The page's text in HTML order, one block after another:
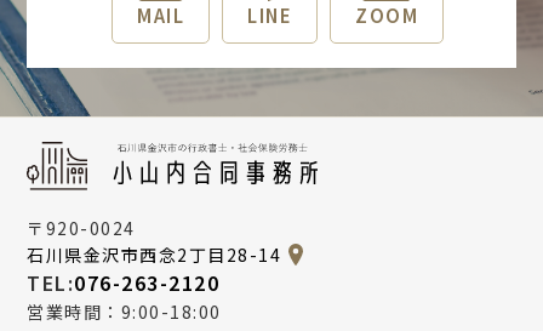
かりますか？
Q 営業を開始できるまでにどれくらい期間
がかかりますか？
が必要ですか？
Q
パソコンやスマートフォン、タブレット
Q
Q
これから独立・起業する人は対象となり
Q 小規模事業者の定義を教えてください。
MAIL LINE ZOOM
〒920-0024
石川県金沢市西念2丁目28-14
TEL:076-263-2120
営業時間：9:00-18:00